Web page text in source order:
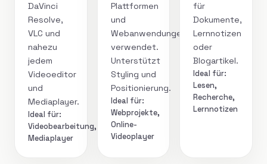
DaVinci
Resolve,
VLC und
nahezu
jedem
Videoeditor
und
Mediaplayer.
Ideal für:
Videobearbeitung,
Mediaplayer
Plattformen
und
Webanwendungen
verwendet.
Unterstützt
Styling und
Positionierung.
Ideal für:
Webprojekte,
Online-
Videoplayer
für
Dokumente,
Lernnotizen
oder
Blogartikel.
Ideal für:
Lesen,
Recherche,
Lernnotizen